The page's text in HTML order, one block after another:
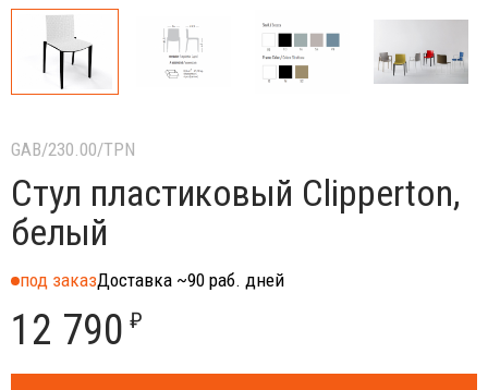
GAB/230.00/TPN
Стул пластиковый Clipperton,
белый
под заказДоставка ~90 раб. дней
12 790 ₽